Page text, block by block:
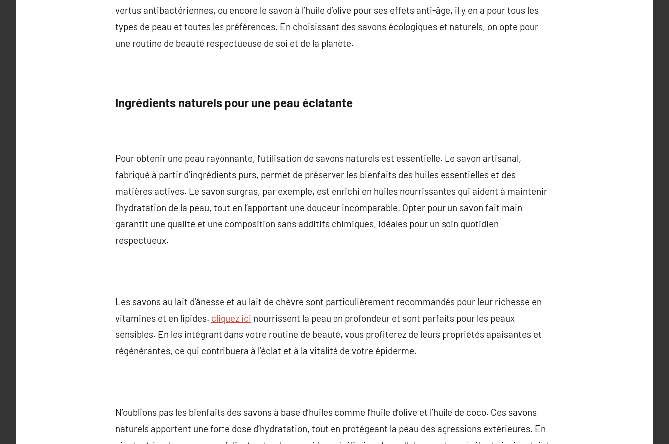
vertus antibactériennes, ou encore le savon à l’huile d’olive pour ses effets anti-âge, il y en a pour tous les
types de peau et toutes les préférences. En choisissant des savons écologiques et naturels, on opte pour
une routine de beauté respectueuse de soi et de la planète.
Ingrédients naturels pour une peau éclatante
Pour obtenir une peau rayonnante, l’utilisation de savons naturels est essentielle. Le savon artisanal,
fabriqué à partir d’ingrédients purs, permet de préserver les bienfaits des huiles essentielles et des
matières actives. Le savon surgras, par exemple, est enrichi en huiles nourrissantes qui aident à maintenir
l’hydratation de la peau, tout en l’apportant une douceur incomparable. Opter pour un savon fait main
garantit une qualité et une composition sans additifs chimiques, idéales pour un soin quotidien
respectueux.
Les savons au lait d’ânesse et au lait de chèvre sont particulièrement recommandés pour leur richesse en
vitamines et en lipides. cliquez ici nourrissent la peau en profondeur et sont parfaits pour les peaux
sensibles. En les intégrant dans votre routine de beauté, vous profiterez de leurs propriétés apaisantes et
régénérantes, ce qui contribuera à l’éclat et à la vitalité de votre épiderme.
N’oublions pas les bienfaits des savons à base d’huiles comme l’huile d’olive et l’huile de coco. Ces savons
naturels apportent une forte dose d’hydratation, tout en protégeant la peau des agressions extérieures. En